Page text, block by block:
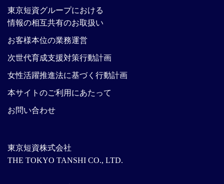
東京短資株式会社
THE TOKYO TANSHI CO., LTD.
東京短資グループにおける
情報の相互共有のお取扱い
お客様本位の業務運営
次世代育成支援対策行動計画
女性活躍推進法に基づく行動計画
本サイトのご利用にあたって
お問い合わせ